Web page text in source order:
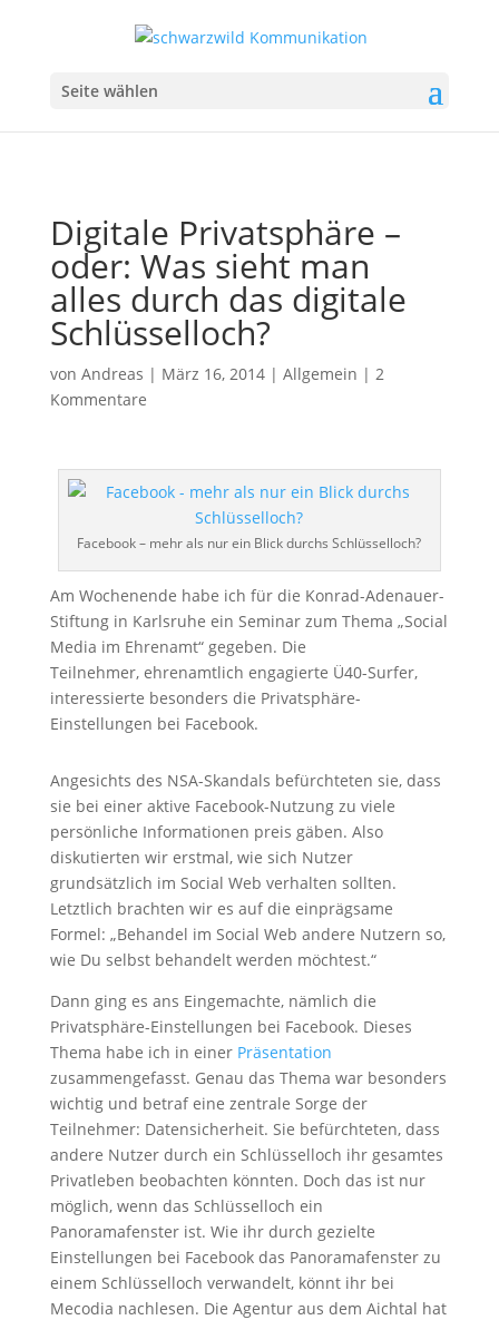
Seite wählen
Digitale Privatsphäre –
oder: Was sieht man
alles durch das digitale
Schlüsselloch?
von Andreas | März 16, 2014| Allgemein | 2
Kommentare
Facebook – mehr als nur ein Blick durchs Schlüsselloch?
Am Wochenende habe ich für die Konrad-Adenauer-
Stiftung in Karlsruhe ein Seminar zum Thema „Social
Media im Ehrenamt“ gegeben. Die
Teilnehmer, ehrenamtlich engagierte Ü40-Surfer,
interessierte besonders die Privatsphäre-
Einstellungen bei Facebook.
Angesichts des NSA-Skandals befürchteten sie, dass
sie bei einer aktive Facebook-Nutzung zu viele
persönliche Informationen preis gäben. Also
diskutierten wir erstmal, wie sich Nutzer
grundsätzlich im Social Web verhalten sollten.
Letztlich brachten wir es auf die einprägsame
Formel: „Behandel im Social Web andere Nutzern so,
wie Du selbst behandelt werden möchtest.“
Dann ging es ans Eingemachte, nämlich die
Privatsphäre-Einstellungen bei Facebook. Dieses
Thema habe ich in einer Präsentation
zusammengefasst. Genau das Thema war besonders
wichtig und betraf eine zentrale Sorge der
Teilnehmer: Datensicherheit. Sie befürchteten, dass
andere Nutzer durch ein Schlüsselloch ihr gesamtes
Privatleben beobachten könnten. Doch das ist nur
möglich, wenn das Schlüsselloch ein
Panoramafenster ist. Wie ihr durch gezielte
Einstellungen bei Facebook das Panoramafenster zu
einem Schlüsselloch verwandelt, könnt ihr bei
Mecodia nachlesen. Die Agentur aus dem Aichtal hat